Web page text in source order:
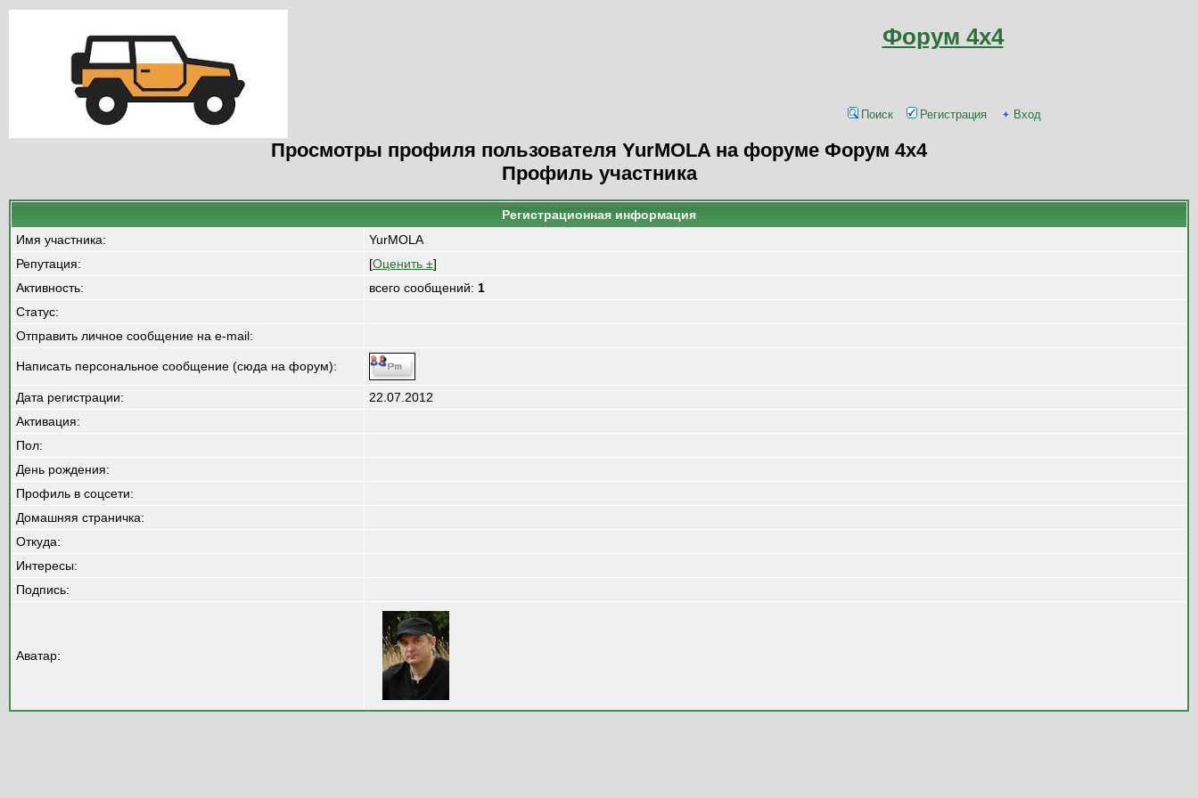
Форум 4x4
Поиск Регистрация Вход
Просмотры профиля пользователя YurMOLA на форуме Форум 4x4
Профиль участника
Регистрационная информация
Имя участника:
YurMOLA
Репутация:
[Оценить ±]
Активность:
всего сообщений: 1
Статус:
Отправить личное сообщение на e-mail:
Написать персональное сообщение (сюда на форум):
Дата регистрации:
22.07.2012
Активация:
Пол:
День рождения:
Профиль в соцсети:
Домашняя страничка:
Откуда:
Интересы:
Подпись:
Аватар: